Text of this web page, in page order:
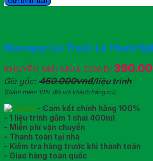
Mua ngay Cai Thuốc Lá Thanh
KHUYẾN MÃI MÙA COVID:
Giá gốc: 450.000vnđ/liệu trình
(Giảm thêm 10% đối với khách hàng cũ)
- Cam kết chính hãng 100%
- 1 liệu trình gồm 1 chai 400ml
- Miễn phí vận chuyển
- Thanh toán tại nhà
- Kiểm tra hàng trước khi thanh toán
- Giao hàng toàn quốc